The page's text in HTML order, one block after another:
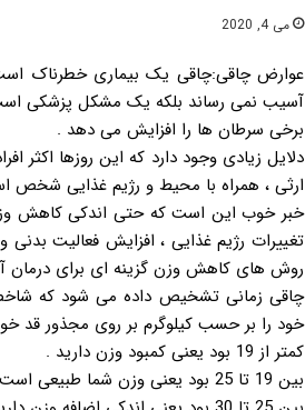
می 4, 2020
عوارض چاقی:چاقی یک بیماری خطرناک
آسیب نمی رساند بلکه یک مشکل پزشکی است
برخی سرطان ها را افزایش می دهد .
دلایل زیادی وجود دارد که این روزها اکثر
ارثی ، همراه با محیط و رژیم غذایی شخص
خبر خوب این است که حتی اندکی کاهش وزن
تغییرات رژیم غذایی ، افزایش فعالیت
روش های کاهش وزن گزینه ای برای درمان
خود را بر حسب کیلوگرم بر روی مجذور قد
کمتر از 19 بود یعنی کمبود وزن دارید .
بین 19 تا 25 بود یعنی وزن شما طبیعی است .